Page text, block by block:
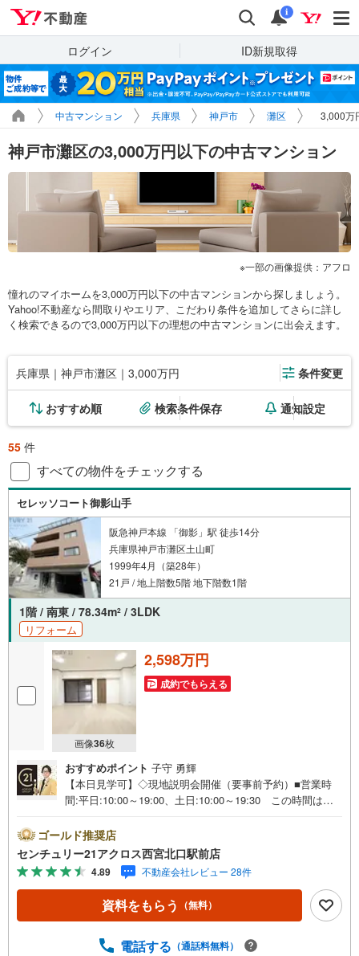
検索 通知
i
ログイン ID新規取得
中古マンション 兵庫県 神戸市 灘区 3,000万
神戸市灘区の3,000万円以下の中古マンション
一部の画像提供：アフロ
憧れのマイホームを3,000万円以下の中古マンションから探しましょう。
Yahoo!不動産なら間取りやエリア、こだわり条件を追加してさらに詳し
く検索できるので3,000万円以下の理想の中古マンションに出会えます。
兵庫県｜神戸市灘区｜3,000万円 条件変更
おすすめ順 検索条件保存 通知設定
55 件
すべての物件をチェックする
セレッソコート御影山手
阪急神戸本線 「御影」駅 徒歩14分
兵庫県神戸市灘区土山町
1999年4月（築28年）
21戸 / 地上階数5階 地下階数1階
1階 / 南東 / 78.34m2 / 3LDK
リフォーム
画像36枚
2,598万円
成約でもらえる
おすすめポイント 子守 勇輝
【本日見学可】◇現地説明会開催（要事前予約）■営業時
間:平日:10:00～19:00、土日:10:00～19:30 この時間はお
面リフォーム済み。床暖房・ビルトイン食洗機・浴室乾燥
機等住宅設備も充実♪1階部分でエントランスからの移動も
楽々で広々とした専用庭付き♪○センチュリー21アクロスグ
ループの3つの特徴○■センチュリー21グループで28年連続N
o.1（1997年～2024年兵庫地区仲介実績） 西宮・尼崎・
伊丹・宝塚にて8店舗展開中。阪神間での購入や売却は当店
す。 8店舗すべて駅前にございますが、お車でのお越しも
ゴールド推奨店
センチュリー21アクロス西宮北口駅前店
4.89 不動産会社レビュー 28件
資料をもらう （無料）
電話する （通話料無料）